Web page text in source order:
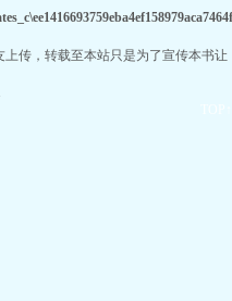
传，转载至本站只是为了宣传本书让